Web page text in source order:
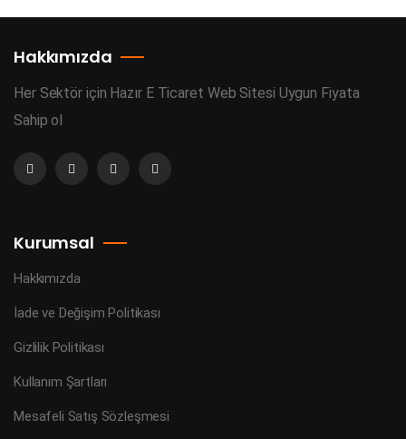
Hakkımızda
Her Sektör için Hazır E Ticaret Web Sitesi Uygun Fiyata
Sahip ol
Kurumsal
Hakkımızda
İade ve Değişim Politikası
Gizlilik Politikası
Kullanım Şartları
Mesafeli Satış Sözleşmesi